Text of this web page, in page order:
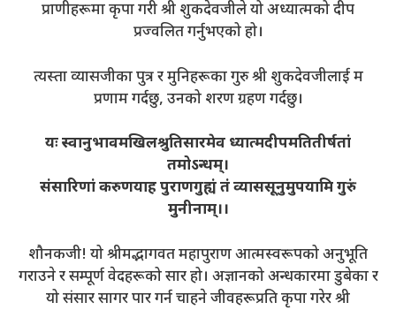
प्राणीहरूमा कृपा गरी श्री शुकदेवजीले यो अध्यात्मको दीप
प्रज्वलित गर्नुभएको हो।
त्यस्ता व्यासजीका पुत्र र मुनिहरूका गुरु श्री शुकदेवजीलाई म
प्रणाम गर्दछु, उनको शरण ग्रहण गर्दछु।
यः स्वानुभावमखिलश्रुतिसारमेव ध्यात्मदीपमतितीर्षतां
तमोऽन्धम्।
संसारिणां करुणयाह पुराणगुह्यं तं व्याससूनुमुपयामि गुरुं
मुनीनाम्।।
शौनकजी! यो श्रीमद्भागवत महापुराण आत्मस्वरूपको अनुभूति
गराउने र सम्पूर्ण वेदहरूको सार हो। अज्ञानको अन्धकारमा डुबेका र
यो संसार सागर पार गर्न चाहने जीवहरूप्रति कृपा गरेर श्री